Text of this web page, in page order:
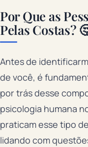
Por Que as
Pelas Costas?
Antes de
de você, é
por trás desse
psicologia humana
praticam esse tipo
lidando com